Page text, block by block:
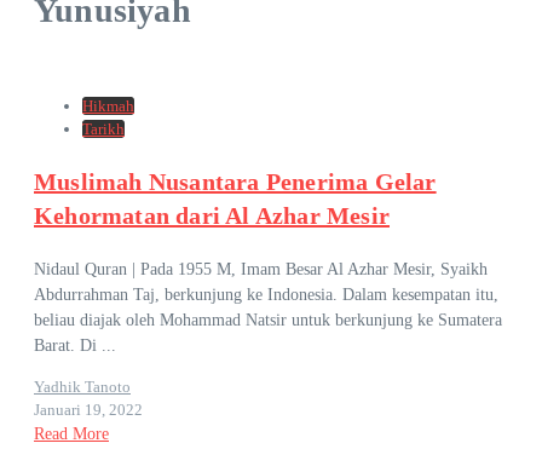
Yunusiyah
Hikmah
Tarikh
Muslimah Nusantara Penerima Gelar
Kehormatan dari Al Azhar Mesir
Nidaul Quran | Pada 1955 M, Imam Besar Al Azhar Mesir, Syaikh
Abdurrahman Taj, berkunjung ke Indonesia. Dalam kesempatan itu,
beliau diajak oleh Mohammad Natsir untuk berkunjung ke Sumatera
Barat. Di ...
Yadhik Tanoto
Januari 19, 2022
Read More